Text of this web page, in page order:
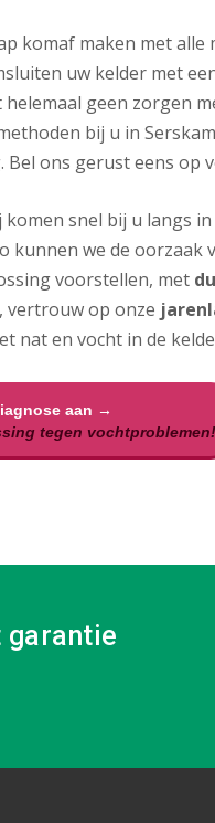
komaf maken met
uw kelder met
geen zorgen
bij u in
ons gerust eens op
komen snel bij u langs
kunnen we de oorzaak
voorstellen, met
vertrouw op onze
nat en vocht in de
aan →
tegen vochtproblemen!
garantie